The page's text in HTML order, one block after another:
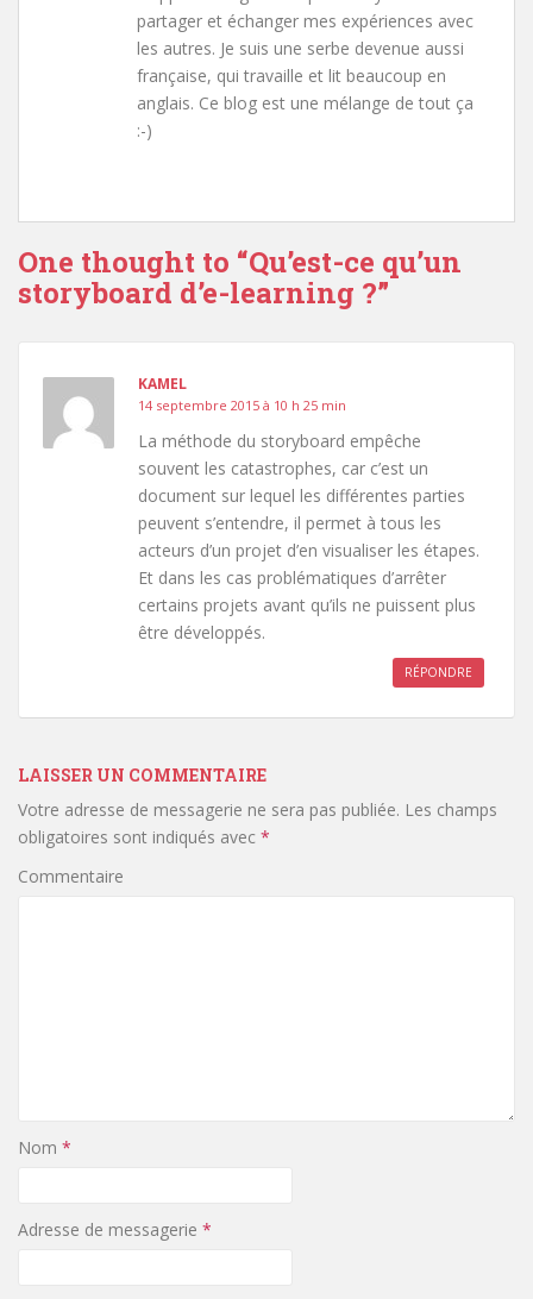
partager et échanger mes expériences avec
les autres. Je suis une serbe devenue aussi
française, qui travaille et lit beaucoup en
anglais. Ce blog est une mélange de tout ça
:-)
One thought to “Qu’est-ce qu’un
storyboard d’e-learning ?”
KAMEL
14 septembre 2015 à 10 h 25 min
La méthode du storyboard empêche
souvent les catastrophes, car c’est un
document sur lequel les différentes parties
peuvent s’entendre, il permet à tous les
acteurs d’un projet d’en visualiser les étapes.
Et dans les cas problématiques d’arrêter
certains projets avant qu’ils ne puissent plus
être développés.
RÉPONDRE
LAISSER UN COMMENTAIRE
Votre adresse de messagerie ne sera pas publiée. Les champs
obligatoires sont indiqués avec *
Commentaire
Nom *
Adresse de messagerie *